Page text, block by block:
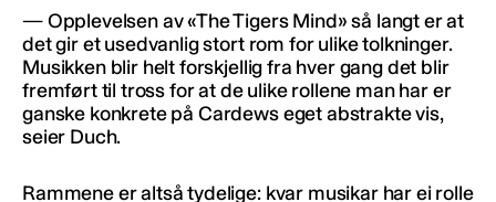
— Opplevelsen av «The Tigers Mind» så langt er at
det gir et usedvanlig stort rom for ulike tolkninger.
Musikken blir helt forskjellig fra hver gang det blir
fremført til tross for at de ulike rollene man har er
ganske konkrete på Cardews eget abstrakte vis,
seier Duch.
Rammene er altså tydelige: kvar musikar har ei rolle